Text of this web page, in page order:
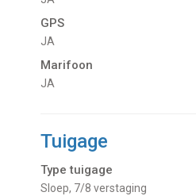
GPS
JA
Marifoon
JA
Tuigage
Type tuigage
Sloep, 7/8 verstaging